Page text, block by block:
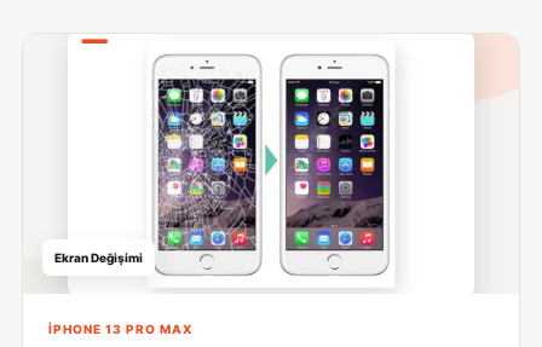
Ekran Değişimi
IPHONE 13 PRO MAX